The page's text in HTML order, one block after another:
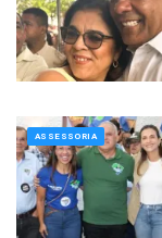
ASSESSORIA